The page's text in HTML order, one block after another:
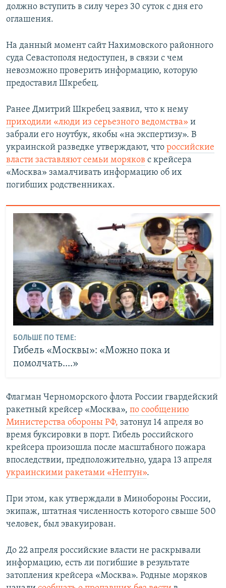
должно вступить в силу через 30 суток с дня его
оглашения.
На данный момент сайт Нахимовского районного
суда Севастополя недоступен, в связи с чем
невозможно проверить информацию, которую
предоставил Шкребец.
Ранее Дмитрий Шкребец заявил, что к нему
приходили «люди из серьезного ведомства» и
забрали его ноутбук, якобы «на экспертизу». В
украинской разведке утверждают, что российские
власти заставляют семьи моряков с крейсера
«Москва» замалчивать информацию об их
погибших родственниках.
БОЛЬШЕ ПО ТЕМЕ:
Гибель «Москвы»: «Можно пока и
помолчать....»
Флагман Черноморского флота России гвардейский
ракетный крейсер «Москва», по сообщению
Министерства обороны РФ, затонул 14 апреля во
время буксировки в порт. Гибель российского
крейсера произошла после масштабного пожара
впоследствии, предположительно, удара 13 апреля
украинскими ракетами «Нептун».
При этом, как утверждали в Минобороны России,
экипаж, штатная численность которого свыше 500
человек, был эвакуирован.
До 22 апреля российские власти не раскрывали
информацию, есть ли погибшие в результате
затопления крейсера «Москва». Родные моряков